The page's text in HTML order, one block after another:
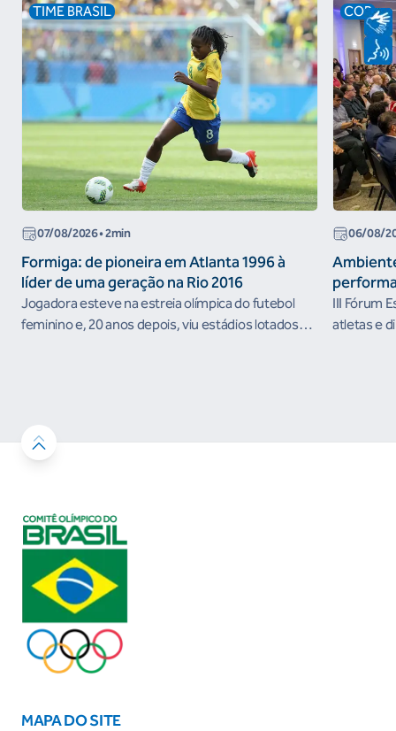
TIME BRASIL
07/08/2026• 2min
Formiga: de pioneira em Atlanta 1996 à
líder de uma geração na Rio 2016
Jogadora esteve na estreia olímpica do futebol
feminino e, 20 anos depois, viu estádios lotados
COB
06/08/
III Fórum
atletas e
MAPA DO SITE